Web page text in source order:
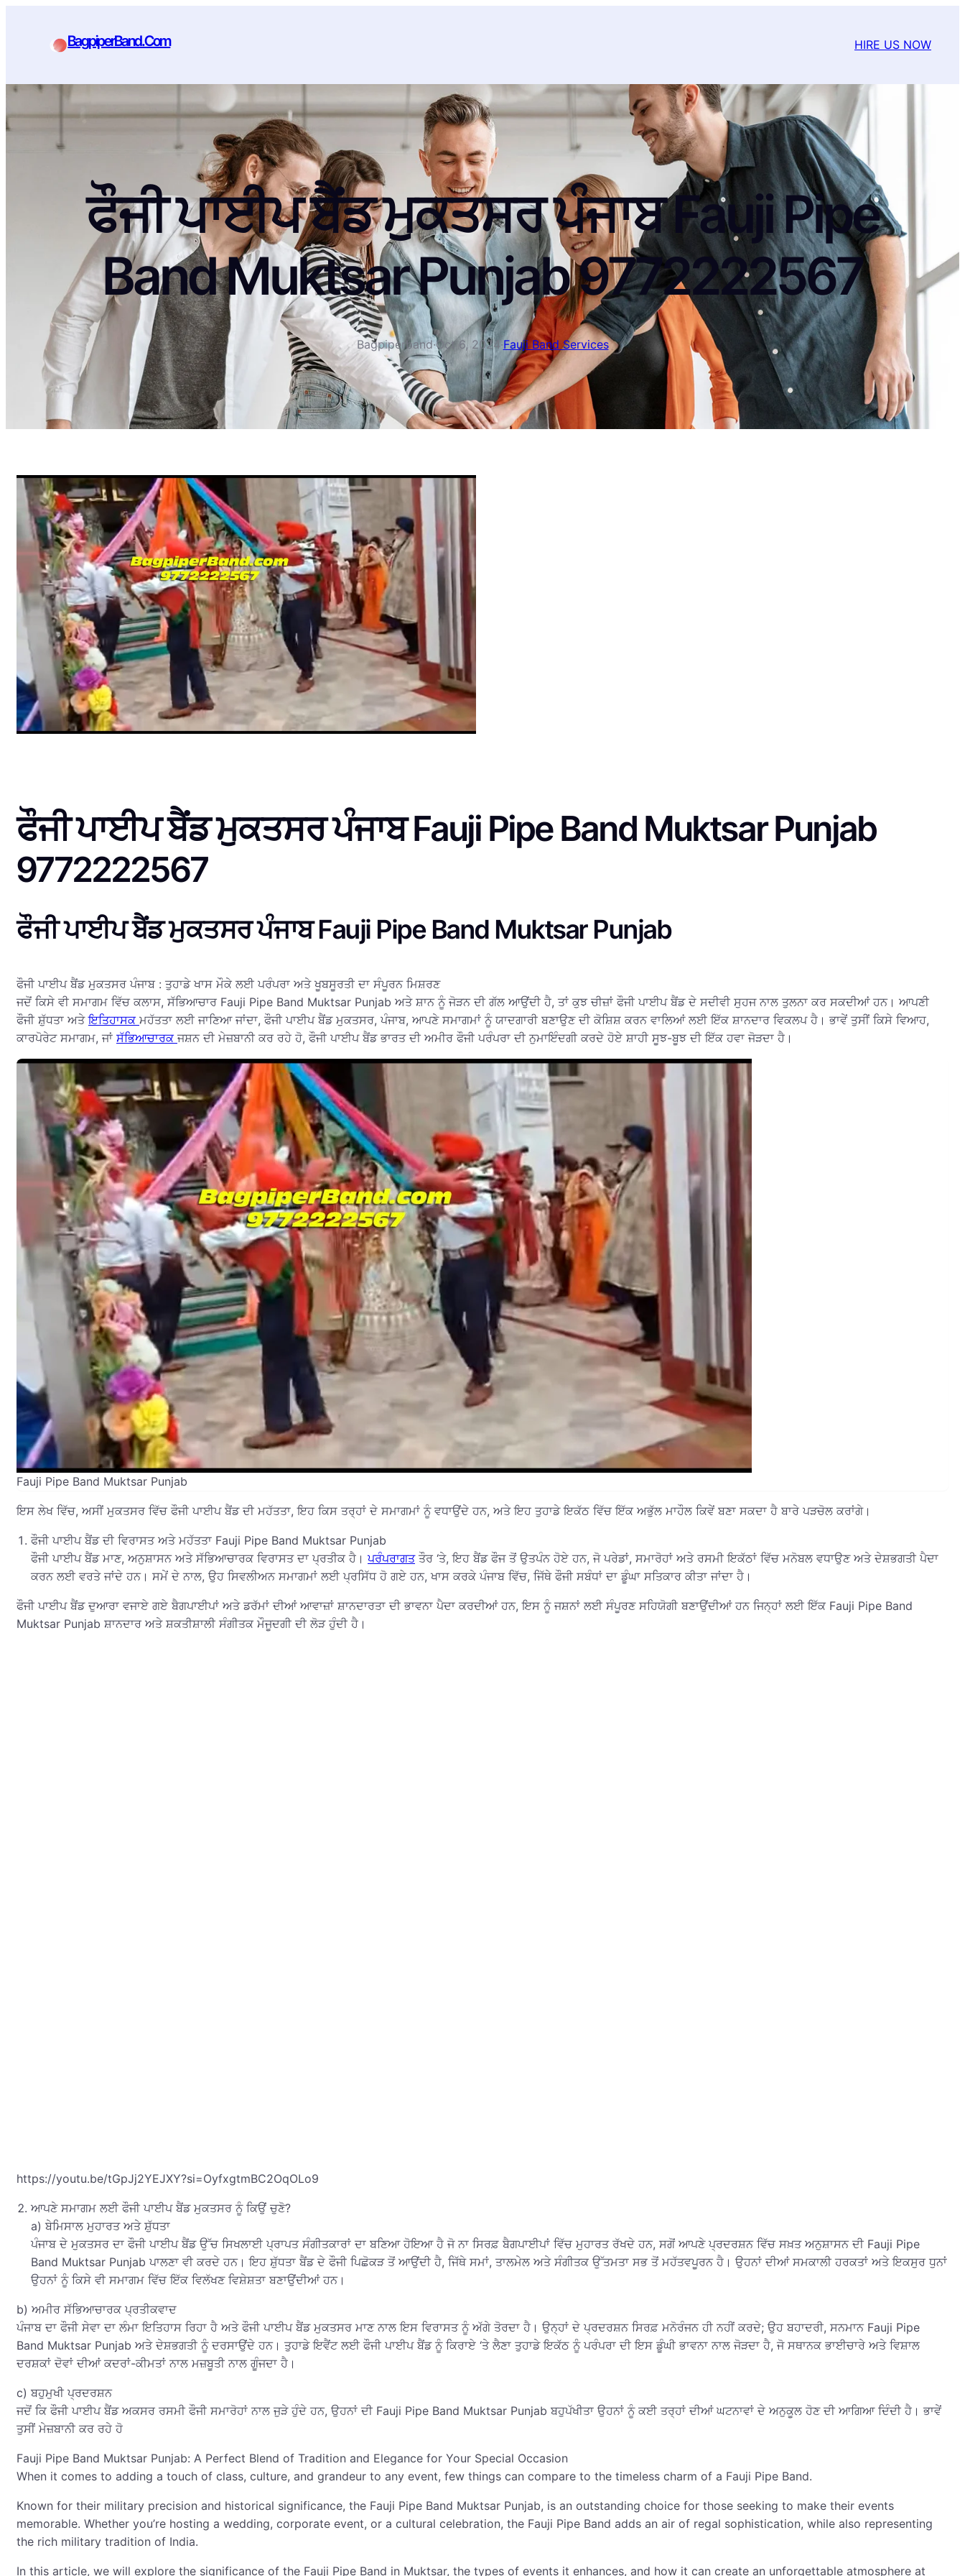
BagpiperBand.Com HIRE US NOW
ਫੌਜੀ ਪਾਈਪ ਬੈਂਡ ਮੁਕਤਸਰ ਪੰਜਾਬ Fauji Pipe
Band Muktsar Punjab 9772222567
Bagpiperband·Oct 6, 2024·Fauji Band Services
ਫੌਜੀ ਪਾਈਪ ਬੈਂਡ ਮੁਕਤਸਰ ਪੰਜਾਬ Fauji Pipe Band Muktsar Punjab
9772222567
ਫੌਜੀ ਪਾਈਪ ਬੈਂਡ ਮੁਕਤਸਰ ਪੰਜਾਬ Fauji Pipe Band Muktsar Punjab
ਫੌਜੀ ਪਾਈਪ ਬੈਂਡ ਮੁਕਤਸਰ ਪੰਜਾਬ : ਤੁਹਾਡੇ ਖਾਸ ਮੌਕੇ ਲਈ ਪਰੰਪਰਾ ਅਤੇ ਖੂਬਸੂਰਤੀ ਦਾ ਸੰਪੂਰਨ ਮਿਸ਼ਰਣ
ਜਦੋਂ ਕਿਸੇ ਵੀ ਸਮਾਗਮ ਵਿੱਚ ਕਲਾਸ, ਸੱਭਿਆਚਾਰ Fauji Pipe Band Muktsar Punjab ਅਤੇ ਸ਼ਾਨ ਨੂੰ ਜੋੜਨ ਦੀ ਗੱਲ ਆਉਂਦੀ ਹੈ, ਤਾਂ ਕੁਝ ਚੀਜ਼ਾਂ ਫੌਜੀ ਪਾਈਪ ਬੈਂਡ ਦੇ ਸਦੀਵੀ ਸੁਹਜ ਨਾਲ ਤੁਲਨਾ ਕਰ ਸਕਦੀਆਂ ਹਨ। ਆਪਣੀ
ਫੌਜੀ ਸ਼ੁੱਧਤਾ ਅਤੇਇਤਿਹਾਸਕ ਮਹੱਤਤਾ ਲਈ ਜਾਣਿਆ ਜਾਂਦਾ, ਫੌਜੀ ਪਾਈਪ ਬੈਂਡ ਮੁਕਤਸਰ, ਪੰਜਾਬ, ਆਪਣੇ ਸਮਾਗਮਾਂ ਨੂੰ ਯਾਦਗਾਰੀ ਬਣਾਉਣ ਦੀ ਕੋਸ਼ਿਸ਼ ਕਰਨ ਵਾਲਿਆਂ ਲਈ ਇੱਕ ਸ਼ਾਨਦਾਰ ਵਿਕਲਪ ਹੈ। ਭਾਵੇਂ ਤੁਸੀਂ ਕਿਸੇ ਵਿਆਹ,
ਕਾਰਪੋਰੇਟ ਸਮਾਗਮ, ਜਾਂ ਸੱਭਿਆਚਾਰਕ ਜਸ਼ਨ ਦੀ ਮੇਜ਼ਬਾਨੀ ਕਰ ਰਹੇ ਹੋ, ਫੌਜੀ ਪਾਈਪ ਬੈਂਡ ਭਾਰਤ ਦੀ ਅਮੀਰ ਫੌਜੀ ਪਰੰਪਰਾ ਦੀ ਨੁਮਾਇੰਦਗੀ ਕਰਦੇ ਹੋਏ ਸ਼ਾਹੀ ਸੂਝ-ਬੂਝ ਦੀ ਇੱਕ ਹਵਾ ਜੋੜਦਾ ਹੈ।
Fauji Pipe Band Muktsar Punjab
ਇਸ ਲੇਖ ਵਿੱਚ, ਅਸੀਂ ਮੁਕਤਸਰ ਵਿੱਚ ਫੌਜੀ ਪਾਈਪ ਬੈਂਡ ਦੀ ਮਹੱਤਤਾ, ਇਹ ਕਿਸ ਤਰ੍ਹਾਂ ਦੇ ਸਮਾਗਮਾਂ ਨੂੰ ਵਧਾਉਂਦੇ ਹਨ, ਅਤੇ ਇਹ ਤੁਹਾਡੇ ਇਕੱਠ ਵਿੱਚ ਇੱਕ ਅਭੁੱਲ ਮਾਹੌਲ ਕਿਵੇਂ ਬਣਾ ਸਕਦਾ ਹੈ ਬਾਰੇ ਪੜਚੋਲ ਕਰਾਂਗੇ।
ਫੌਜੀ ਪਾਈਪ ਬੈਂਡ ਦੀ ਵਿਰਾਸਤ ਅਤੇ ਮਹੱਤਤਾ Fauji Pipe Band Muktsar Punjab
ਫੌਜੀ ਪਾਈਪ ਬੈਂਡ ਮਾਣ, ਅਨੁਸ਼ਾਸਨ ਅਤੇ ਸੱਭਿਆਚਾਰਕ ਵਿਰਾਸਤ ਦਾ ਪ੍ਰਤੀਕ ਹੈ।ਪਰੰਪਰਾਗਤਤੌਰ ‘ਤੇ, ਇਹ ਬੈਂਡ ਫੌਜ ਤੋਂ ਉਤਪੰਨ ਹੋਏ ਹਨ, ਜੋ ਪਰੇਡਾਂ, ਸਮਾਰੋਹਾਂ ਅਤੇ ਰਸਮੀ ਇਕੱਠਾਂ ਵਿੱਚ ਮਨੋਬਲ ਵਧਾਉਣ ਅਤੇ ਦੇਸ਼ਭਗਤੀ ਪੈਦਾ
ਕਰਨ ਲਈ ਵਰਤੇ ਜਾਂਦੇ ਹਨ। ਸਮੇਂ ਦੇ ਨਾਲ, ਉਹ ਸਿਵਲੀਅਨ ਸਮਾਗਮਾਂ ਲਈ ਪ੍ਰਸਿੱਧ ਹੋ ਗਏ ਹਨ, ਖਾਸ ਕਰਕੇ ਪੰਜਾਬ ਵਿੱਚ, ਜਿੱਥੇ ਫੌਜੀ ਸਬੰਧਾਂ ਦਾ ਡੂੰਘਾ ਸਤਿਕਾਰ ਕੀਤਾ ਜਾਂਦਾ ਹੈ।
ਫੌਜੀ ਪਾਈਪ ਬੈਂਡ ਦੁਆਰਾ ਵਜਾਏ ਗਏ ਬੈਗਪਾਈਪਾਂ ਅਤੇ ਡਰੱਮਾਂ ਦੀਆਂ ਆਵਾਜ਼ਾਂ ਸ਼ਾਨਦਾਰਤਾ ਦੀ ਭਾਵਨਾ ਪੈਦਾ ਕਰਦੀਆਂ ਹਨ, ਇਸ ਨੂੰ ਜਸ਼ਨਾਂ ਲਈ ਸੰਪੂਰਣ ਸਹਿਯੋਗੀ ਬਣਾਉਂਦੀਆਂ ਹਨ ਜਿਨ੍ਹਾਂ ਲਈ ਇੱਕ Fauji Pipe Band
Muktsar Punjab ਸ਼ਾਨਦਾਰ ਅਤੇ ਸ਼ਕਤੀਸ਼ਾਲੀ ਸੰਗੀਤਕ ਮੌਜੂਦਗੀ ਦੀ ਲੋੜ ਹੁੰਦੀ ਹੈ।
https://youtu.be/tGpJj2YEJXY?si=OyfxgtmBC2OqOLo9
ਆਪਣੇ ਸਮਾਗਮ ਲਈ ਫੌਜੀ ਪਾਈਪ ਬੈਂਡ ਮੁਕਤਸਰ ਨੂੰ ਕਿਉਂ ਚੁਣੋ?
a) ਬੇਮਿਸਾਲ ਮੁਹਾਰਤ ਅਤੇ ਸ਼ੁੱਧਤਾ
ਪੰਜਾਬ ਦੇ ਮੁਕਤਸਰ ਦਾ ਫੌਜੀ ਪਾਈਪ ਬੈਂਡ ਉੱਚ ਸਿਖਲਾਈ ਪ੍ਰਾਪਤ ਸੰਗੀਤਕਾਰਾਂ ਦਾ ਬਣਿਆ ਹੋਇਆ ਹੈ ਜੋ ਨਾ ਸਿਰਫ਼ ਬੈਗਪਾਈਪਾਂ ਵਿੱਚ ਮੁਹਾਰਤ ਰੱਖਦੇ ਹਨ, ਸਗੋਂ ਆਪਣੇ ਪ੍ਰਦਰਸ਼ਨ ਵਿੱਚ ਸਖ਼ਤ ਅਨੁਸ਼ਾਸਨ ਦੀ Fauji Pipe
Band Muktsar Punjab ਪਾਲਣਾ ਵੀ ਕਰਦੇ ਹਨ। ਇਹ ਸ਼ੁੱਧਤਾ ਬੈਂਡ ਦੇ ਫੌਜੀ ਪਿਛੋਕੜ ਤੋਂ ਆਉਂਦੀ ਹੈ, ਜਿੱਥੇ ਸਮਾਂ, ਤਾਲਮੇਲ ਅਤੇ ਸੰਗੀਤਕ ਉੱਤਮਤਾ ਸਭ ਤੋਂ ਮਹੱਤਵਪੂਰਨ ਹੈ। ਉਹਨਾਂ ਦੀਆਂ ਸਮਕਾਲੀ ਹਰਕਤਾਂ ਅਤੇ ਇਕਸੁਰ ਧੁਨਾਂ
ਉਹਨਾਂ ਨੂੰ ਕਿਸੇ ਵੀ ਸਮਾਗਮ ਵਿੱਚ ਇੱਕ ਵਿਲੱਖਣ ਵਿਸ਼ੇਸ਼ਤਾ ਬਣਾਉਂਦੀਆਂ ਹਨ।
b) ਅਮੀਰ ਸੱਭਿਆਚਾਰਕ ਪ੍ਰਤੀਕਵਾਦ
ਪੰਜਾਬ ਦਾ ਫੌਜੀ ਸੇਵਾ ਦਾ ਲੰਮਾ ਇਤਿਹਾਸ ਰਿਹਾ ਹੈ ਅਤੇ ਫੌਜੀ ਪਾਈਪ ਬੈਂਡ ਮੁਕਤਸਰ ਮਾਣ ਨਾਲ ਇਸ ਵਿਰਾਸਤ ਨੂੰ ਅੱਗੇ ਤੋਰਦਾ ਹੈ। ਉਨ੍ਹਾਂ ਦੇ ਪ੍ਰਦਰਸ਼ਨ ਸਿਰਫ਼ ਮਨੋਰੰਜਨ ਹੀ ਨਹੀਂ ਕਰਦੇ; ਉਹ ਬਹਾਦਰੀ, ਸਨਮਾਨ Fauji Pipe
Band Muktsar Punjab ਅਤੇ ਦੇਸ਼ਭਗਤੀ ਨੂੰ ਦਰਸਾਉਂਦੇ ਹਨ। ਤੁਹਾਡੇ ਇਵੈਂਟ ਲਈ ਫੌਜੀ ਪਾਈਪ ਬੈਂਡ ਨੂੰ ਕਿਰਾਏ ‘ਤੇ ਲੈਣਾ ਤੁਹਾਡੇ ਇਕੱਠ ਨੂੰ ਪਰੰਪਰਾ ਦੀ ਇਸ ਡੂੰਘੀ ਭਾਵਨਾ ਨਾਲ ਜੋੜਦਾ ਹੈ, ਜੋ ਸਥਾਨਕ ਭਾਈਚਾਰੇ ਅਤੇ ਵਿਸ਼ਾਲ
ਦਰਸ਼ਕਾਂ ਦੋਵਾਂ ਦੀਆਂ ਕਦਰਾਂ-ਕੀਮਤਾਂ ਨਾਲ ਮਜ਼ਬੂਤੀ ਨਾਲ ਗੂੰਜਦਾ ਹੈ।
c) ਬਹੁਮੁਖੀ ਪ੍ਰਦਰਸ਼ਨ
ਜਦੋਂ ਕਿ ਫੌਜੀ ਪਾਈਪ ਬੈਂਡ ਅਕਸਰ ਰਸਮੀ ਫੌਜੀ ਸਮਾਰੋਹਾਂ ਨਾਲ ਜੁੜੇ ਹੁੰਦੇ ਹਨ, ਉਹਨਾਂ ਦੀ Fauji Pipe Band Muktsar Punjab ਬਹੁਪੱਖੀਤਾ ਉਹਨਾਂ ਨੂੰ ਕਈ ਤਰ੍ਹਾਂ ਦੀਆਂ ਘਟਨਾਵਾਂ ਦੇ ਅਨੁਕੂਲ ਹੋਣ ਦੀ ਆਗਿਆ ਦਿੰਦੀ ਹੈ। ਭਾਵੇਂ
ਤੁਸੀਂ ਮੇਜ਼ਬਾਨੀ ਕਰ ਰਹੇ ਹੋ
Fauji Pipe Band Muktsar Punjab: A Perfect Blend of Tradition and Elegance for Your Special Occasion
When it comes to adding a touch of class, culture, and grandeur to any event, few things can compare to the timeless charm of a Fauji Pipe Band.
Known for their military precision and historical significance, the Fauji Pipe Band Muktsar Punjab, is an outstanding choice for those seeking to make their events
memorable. Whether you’re hosting a wedding, corporate event, or a cultural celebration, the Fauji Pipe Band adds an air of regal sophistication, while also representing
the rich military tradition of India.
In this article, we will explore the significance of the Fauji Pipe Band in Muktsar, the types of events it enhances, and how it can create an unforgettable atmosphere at